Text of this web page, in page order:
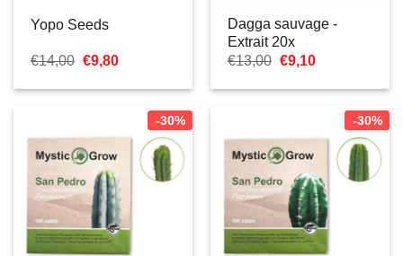
Yopo Seeds
€14,00 Le
initial
€9,80Le
actuel
€9,80.
Dagga sauvage -
Extrait 20x
€13,00 Le
initial
€9,10Le
actuel
€9,10.
-30% -30%